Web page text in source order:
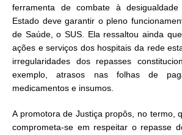
ferramenta de combate à
Estado deve garantir o pleno
de Saúde, o SUS. Ela ressaltou ainda
ações e serviços dos hospitais da rede
irregularidades dos repasses
exemplo, atrasos nas folhas de
medicamentos e insumos.
A promotora de Justiça propôs, no termo,
comprometa-se em respeitar o repasse